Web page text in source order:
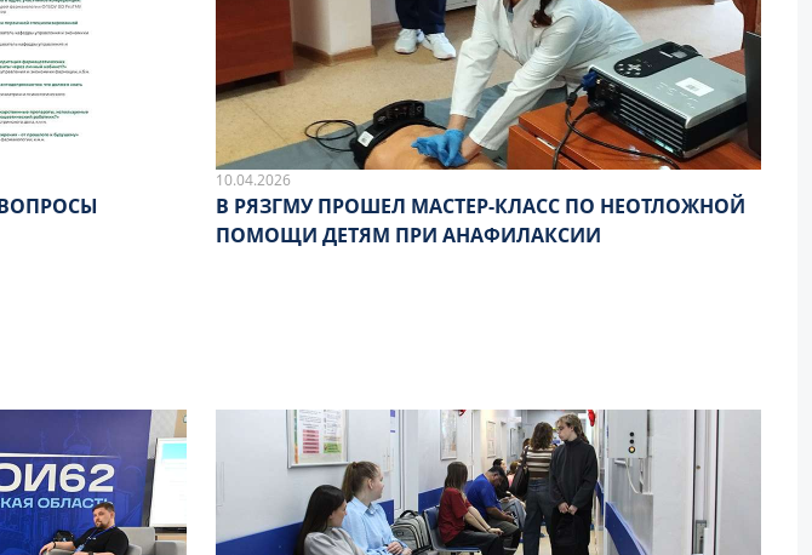
10.04.2026
В РЯЗГМУ ПРОШЕЛ МАСТЕР-КЛАСС ПО НЕОТЛОЖНОЙ
ПОМОЩИ ДЕТЯМ ПРИ АНАФИЛАКСИИ